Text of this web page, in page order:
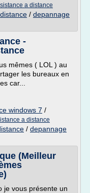
a distance
/ depannage
-
mêmes ( LOL ) au
les bureaux en
car...
windows 7 /
a distance
/ depannage
(Meilleur
je vous présente un